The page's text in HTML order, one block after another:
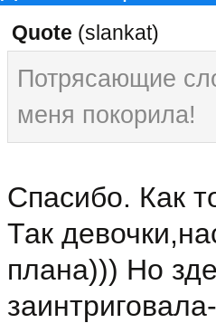
Quote (slankat)
Потрясающие
меня покорила!
Спасибо. Как
Так
плана))) Но